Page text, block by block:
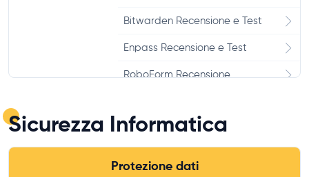
Bitwarden Recensione e Test
Enpass Recensione e Test
RoboForm Recensione
Test
Sicurezza Informatica
Protezione dati